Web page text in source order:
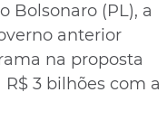
Bolsonaro (PL), a
anterior
na proposta
3 bilhões com a